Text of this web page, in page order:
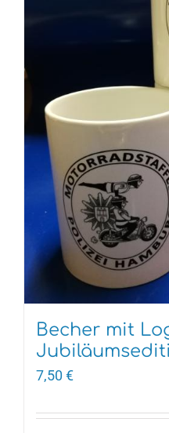
Becher mit
7,50 €
Dieses